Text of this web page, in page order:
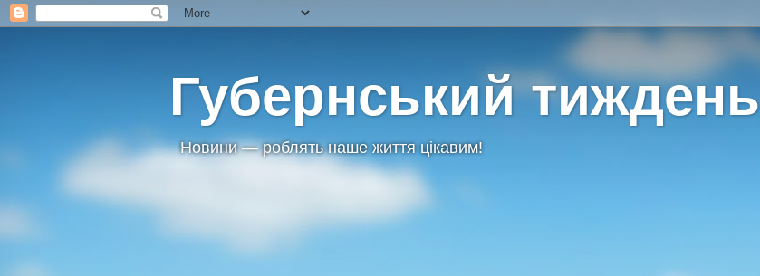
Губернський тиждень
Новини — роблять наше життя цікавим!